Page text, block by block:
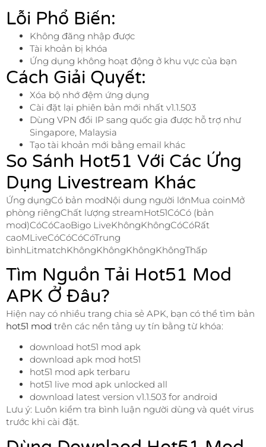
Lỗi Phổ Biến:
Không đăng nhập được
Tài khoản bị khóa
Ứng dụng không hoạt động ở khu vực của bạn
Cách Giải Quyết:
Xóa bộ nhớ đệm ứng dụng
Cài đặt lại phiên bản mới nhất v1.1.503
Dùng VPN đổi IP sang quốc gia được hỗ trợ như
Singapore, Malaysia
Tạo tài khoản mới bằng email khác
So Sánh Hot51 Với Các Ứng
Dụng Livestream Khác
Ứng dụngCó bản modNội dung người lớnMua coinMở
phòng riêngChất lượng streamHot51CóCó (bản
mod)CóCóCaoBigo LiveKhôngKhôngCóCóRất
caoMLiveCóCóCóCóTrung
bìnhLitmatchKhôngKhôngKhôngKhôngThấp
Tìm Nguồn Tải Hot51 Mod
APK Ở Đâu?
Hiện nay có nhiều trang chia sẻ APK, bạn có thể tìm bản
hot51 mod trên các nền tảng uy tín bằng từ khóa:
download hot51 mod apk
download apk mod hot51
hot51 mod apk terbaru
hot51 live mod apk unlocked all
download latest version v1.1.503 for android
Lưu ý: Luôn kiểm tra bình luận người dùng và quét virus
trước khi cài đặt.